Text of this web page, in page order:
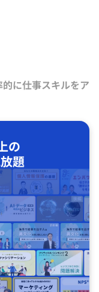
に仕事スキルをア
の
題